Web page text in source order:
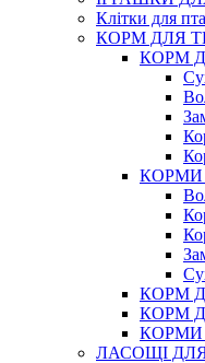
Клітки для
КОРМ ДЛЯ
КОРМ
КОРМИ
КОРМ
КОРМ
КОРМИ
ЛАСОЩІ